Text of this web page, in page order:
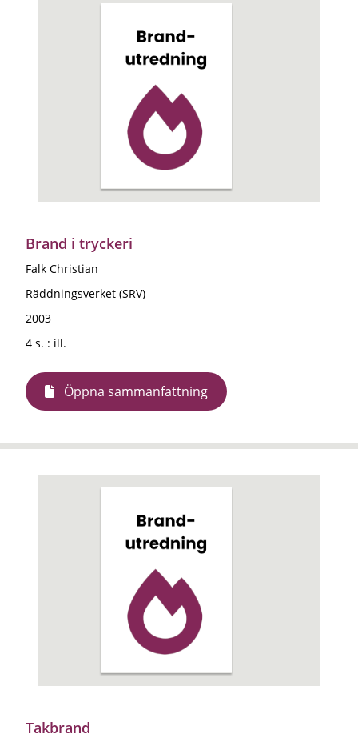
Brand i tryckeri
Falk Christian
Räddningsverket (SRV)
2003
4 s. : ill.
Öppna sammanfattning
Takbrand